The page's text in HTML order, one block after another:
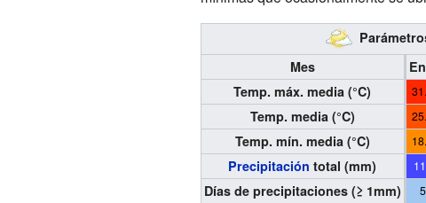
Mes
Temp. máx. media (°C)
Temp. media (°C)
Temp. mín. media (°C)
Precipitación total (mm)
Días de precipitaciones (≥ 1mm) 5